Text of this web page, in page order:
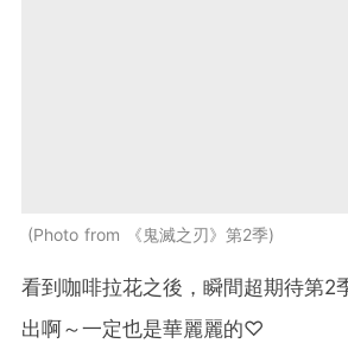
Photo from 《鬼滅之刃》第2季
看到咖啡拉花之後，瞬間超期待第2
出啊～一定也是華麗麗的♡